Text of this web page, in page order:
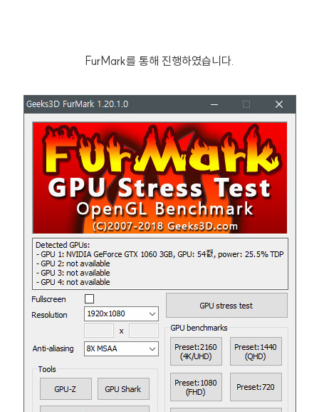
FurMark를 통해 진행하였습니다.